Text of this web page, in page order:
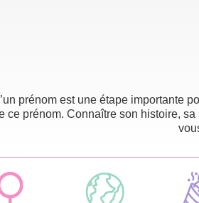
prénom est une étape importante
ce prénom. Connaître son histoire,